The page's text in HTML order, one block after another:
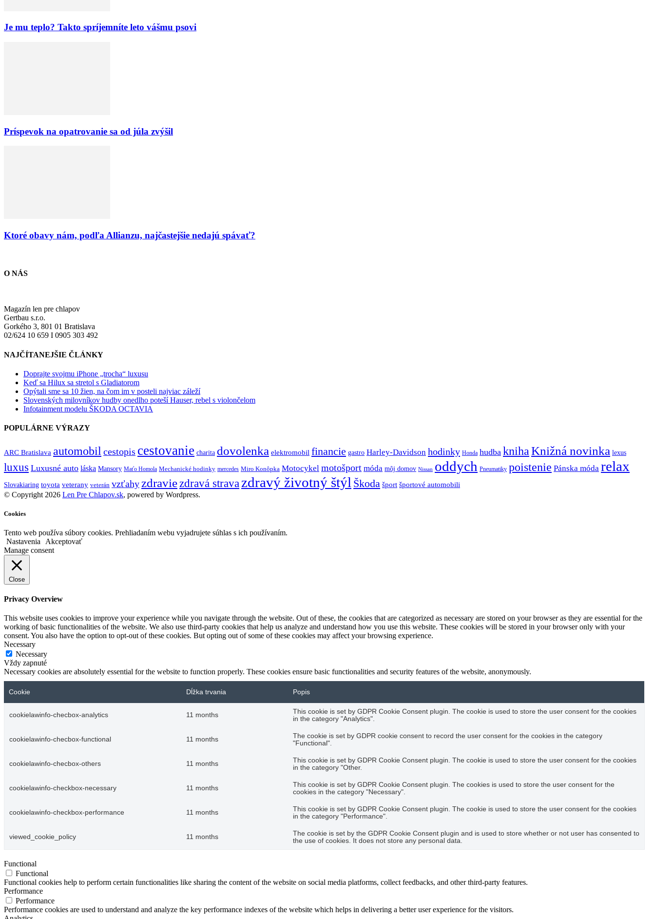
Je mu teplo? Takto spríjemníte leto vášmu psovi
Príspevok na opatrovanie sa od júla zvýšil
Ktoré obavy nám, podľa Allianzu, najčastejšie nedajú spávať?
O NÁS
Magazín len pre chlapov
Gertbau s.r.o.
Gorkého 3, 801 01 Bratislava
02/624 10 659 I 0905 303 492
NAJČÍTANEJŠIE ČLÁNKY
Doprajte svojmu iPhone „trocha“ luxusu
Keď sa Hilux sa stretol s Gladiatorom
Opýtali sme sa 10 žien, na čom im v posteli najviac záleží
Slovenských milovníkov hudby onedlho poteší Hauser, rebel s violončelom
Infotainment modelu ŠKODA OCTAVIA
POPULÁRNE VÝRAZY
ARC Bratislava automobil cestopis cestovanie charita dovolenka elektromobil financie gastro Harley-Davidson hodinky Honda hudba kniha Knižná novinka lexus
luxus Luxusné auto láska Mansory Maťo Homola Mechanické hodinky mercedes Miro Konôpka Motocykel motošport móda môj domov Nissan oddych Pneumatiky poistenie Pánska móda relax
Slovakiaring toyota veterany veterán vzťahy zdravie zdravá strava zdravý životný štýl Škoda šport športové automobili
© Copyright 2026 Len Pre Chlapov.sk, powered by Wordpress.
Cookies
Tento web používa súbory cookies. Prehliadaním webu vyjadrujete súhlas s ich používaním.
Nastavenia
Akceptovať
Manage consent
Close
Privacy Overview
This website uses cookies to improve your experience while you navigate through the website. Out of these, the cookies that are categorized as necessary are stored on your browser as they are essential for the
working of basic functionalities of the website. We also use third-party cookies that help us analyze and understand how you use this website. These cookies will be stored in your browser only with your
consent. You also have the option to opt-out of these cookies. But opting out of some of these cookies may affect your browsing experience.
Necessary
Necessary
Vždy zapnuté
Necessary cookies are absolutely essential for the website to function properly. These cookies ensure basic functionalities and security features of the website, anonymously.
Cookie Dĺžka trvania Popis
cookielawinfo-checbox-analytics 11 months
This cookie is set by GDPR Cookie Consent plugin. The cookie is used to store the user consent for the cookies
in the category "Analytics".
cookielawinfo-checbox-functional 11 months
The cookie is set by GDPR cookie consent to record the user consent for the cookies in the category
"Functional".
cookielawinfo-checbox-others 11 months
This cookie is set by GDPR Cookie Consent plugin. The cookie is used to store the user consent for the cookies
in the category "Other.
cookielawinfo-checkbox-necessary 11 months
This cookie is set by GDPR Cookie Consent plugin. The cookies is used to store the user consent for the
cookies in the category "Necessary".
cookielawinfo-checkbox-performance 11 months
This cookie is set by GDPR Cookie Consent plugin. The cookie is used to store the user consent for the cookies
in the category "Performance".
viewed_cookie_policy 11 months
The cookie is set by the GDPR Cookie Consent plugin and is used to store whether or not user has consented to
the use of cookies. It does not store any personal data.
Functional
Functional
Functional cookies help to perform certain functionalities like sharing the content of the website on social media platforms, collect feedbacks, and other third-party features.
Performance
Performance
Performance cookies are used to understand and analyze the key performance indexes of the website which helps in delivering a better user experience for the visitors.